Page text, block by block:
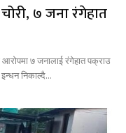
७ जना रंगेहात
आरोपमा ७ जनालाई रंगेहात पक्राउ
निकाल्दै...